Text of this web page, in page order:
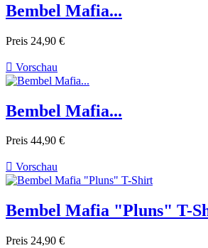
Bembel Mafia...
Preis 24,90 €
 Vorschau
Bembel Mafia...
Preis 44,90 €
 Vorschau
Bembel Mafia "Pluns" T-
Preis 24,90 €